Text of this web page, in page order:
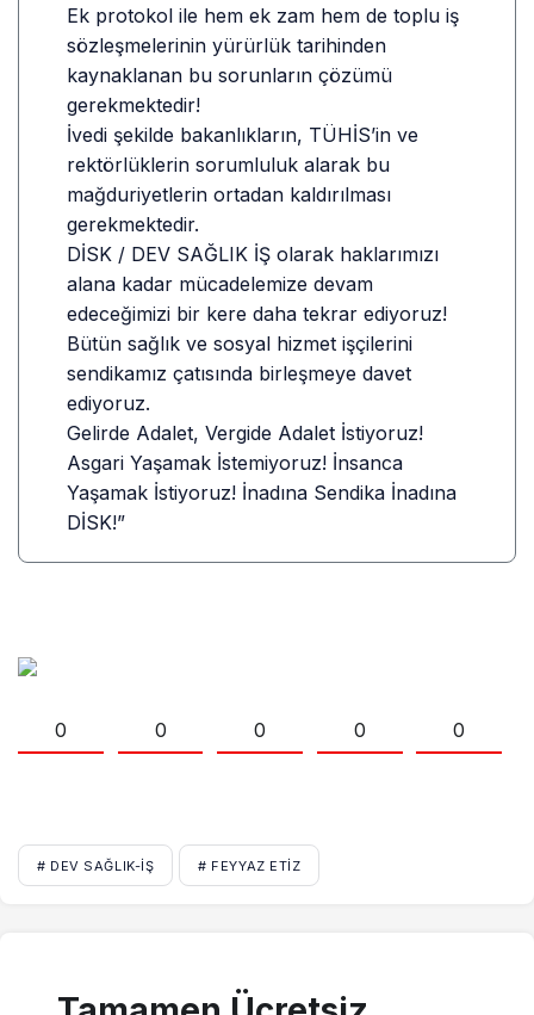
Ek protokol ile hem ek zam hem de toplu iş
sözleşmelerinin yürürlük tarihinden
kaynaklanan bu sorunların çözümü
gerekmektedir!
İvedi şekilde bakanlıkların, TÜHİS’in ve
rektörlüklerin sorumluluk alarak bu
mağduriyetlerin ortadan kaldırılması
gerekmektedir.
DİSK / DEV SAĞLIK İŞ olarak haklarımızı
alana kadar mücadelemize devam
edeceğimizi bir kere daha tekrar ediyoruz!
Bütün sağlık ve sosyal hizmet işçilerini
sendikamız çatısında birleşmeye davet
ediyoruz.
Gelirde Adalet, Vergide Adalet İstiyoruz!
Asgari Yaşamak İstemiyoruz! İnsanca
Yaşamak İstiyoruz! İnadına Sendika İnadına
DİSK!”
0 0 0 0 0
# DEV SAĞLIK-İŞ # FEYYAZ ETIZ